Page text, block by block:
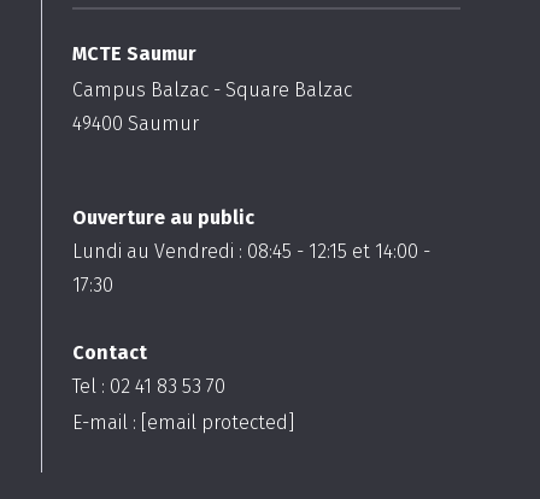
MCTE Saumur
Campus Balzac - Square Balzac
49400 Saumur
Ouverture au public
Lundi au Vendredi : 08:45 - 12:15 et 14:00 -
17:30
Contact
Tel : 02 41 83 53 70
E-mail : [email protected]